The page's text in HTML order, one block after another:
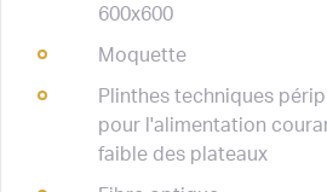
600x600
Moquette
Plinthes techniques
pour l'alimentation
faible des plateaux